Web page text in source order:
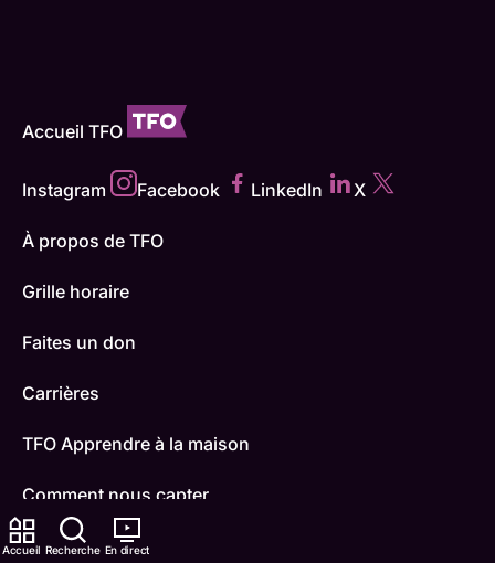
Accueil Recherche En direct
Accueil TFO
Instagram Facebook LinkedIn X
À propos de TFO
Grille horaire
Faites un don
Carrières
TFO Apprendre à la maison
Comment nous capter
Contactez-nous